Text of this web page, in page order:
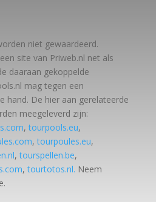
niet gewaardeerd.
site van Priweb.nl net als
daaraan gekoppelde
mag tegen een
hand. De hier aan gerelateerde
meegeleverd zijn:
,tourpools.eu,
,tourpoules.eu,
,tourspellen.be,
,tourtotos.nl. Neem